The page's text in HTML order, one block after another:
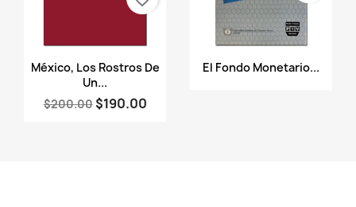
Vista rápida
México, Los Rostros De
Un...
$200.00 $190.00
Vista rápida
El Fondo Monetario...